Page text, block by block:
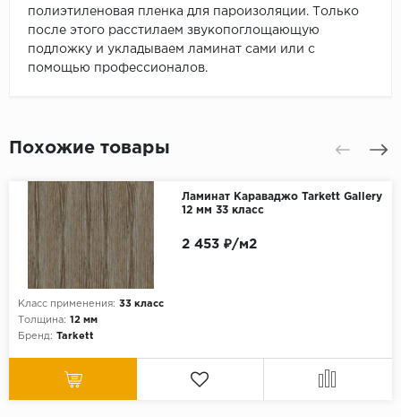
полиэтиленовая пленка для пароизоляции. Только
после этого расстилаем звукопоглощающую
подложку и укладываем ламинат сами или с
помощью профессионалов.
Похожие товары
Ламинат Караваджо Tarkett Gallery
12 мм 33 класс
Класс применения: 33 класс
Толщина: 12 мм
Бренд: Tarkett
2 453 ₽/м2